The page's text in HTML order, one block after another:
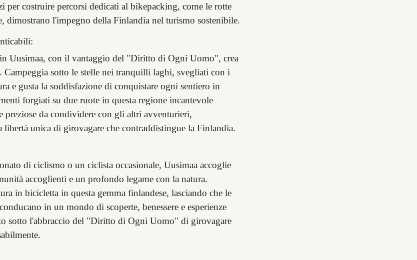
per costruire percorsi dedicati al bikepacking, come le rotte
dimostrano l'impegno della Finlandia nel turismo sostenibile.
Uusimaa, con il vantaggio del "Diritto di Ogni Uomo", crea
sotto le stelle nei tranquilli laghi, svegliati con i
e gusta la soddisfazione di conquistare ogni sentiero in
forgiati su due ruote in questa regione incantevole
preziose da condividere con gli altri avventurieri,
libertà unica di girovagare che contraddistingue la Finlandia.
di ciclismo o un ciclista occasionale, Uusimaa accoglie
accoglienti e un profondo legame con la natura.
in bicicletta in questa gemma finlandese, lasciando che le
in un mondo di scoperte, benessere e esperienze
sotto l'abbraccio del "Diritto di Ogni Uomo" di girovagare